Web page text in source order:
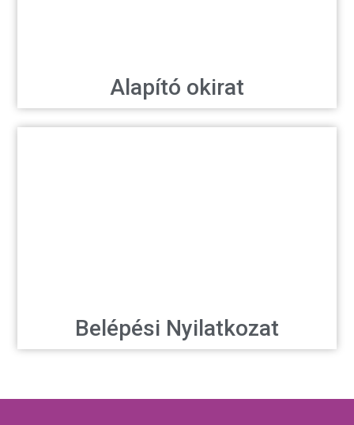
Alapító okirat
Belépési Nyilatkozat